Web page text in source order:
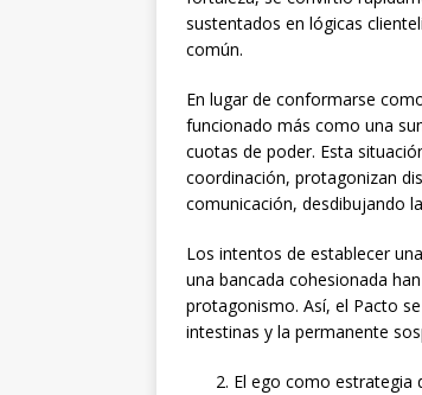
sustentados en lógicas
común.
En lugar de conformarse
funcionado más como una
cuotas de poder. Esta
coordinación, protagonizan
comunicación, desdibujando
Los intentos de establecer
una bancada cohesionada
protagonismo. Así, el Pacto
intestinas y la permanente
El ego como estrategia